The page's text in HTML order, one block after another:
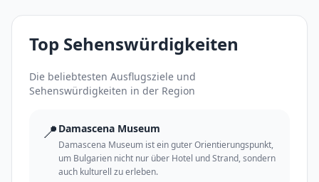
Top Sehenswürdigkeiten
Die beliebtesten Ausflugsziele und
Sehenswürdigkeiten in der Region
📍 Damascena Museum
Damascena Museum ist ein guter Orientierungspunkt,
um Bulgarien nicht nur über Hotel und Strand, sondern
auch kulturell zu erleben.